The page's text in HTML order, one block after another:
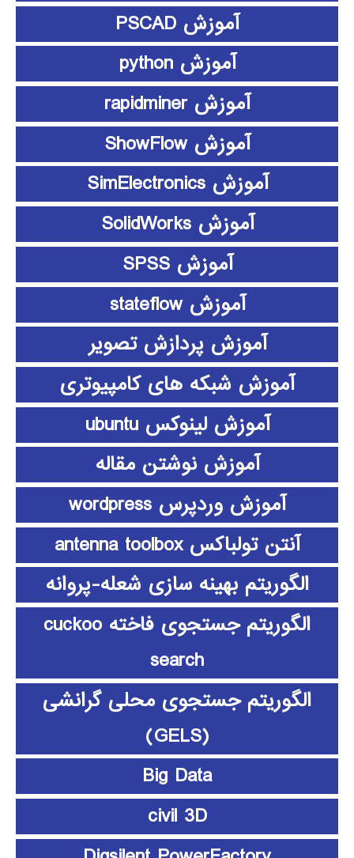
آموزش PSCAD
آموزش python
آموزش rapidminer
آموزش ShowFlow
آموزش SimElectronics
آموزش SolidWorks
آموزش SPSS
آموزش stateflow
آموزش پردازش تصویر
آموزش شبکه های کامپیوتری
آموزش لینوکس ubuntu
آموزش نوشتن مقاله
آموزش وردپرس wordpress
آنتن تولباکس antenna toolbox
الگوریتم بهینه سازی شعله-پروانه
الگوریتم جستجوی فاخته cuckoo
search
الگوریتم جستجوی محلی گرانشی
(GELS)
Big Data
civil 3D